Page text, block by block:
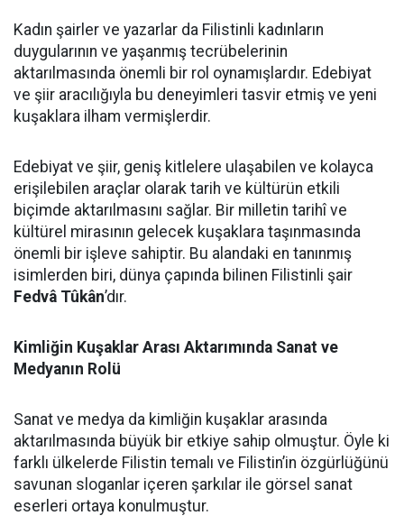
Kadın şairler ve yazarlar da Filistinli kadınların
duygularının ve yaşanmış tecrübelerinin
aktarılmasında önemli bir rol oynamışlardır. Edebiyat
ve şiir aracılığıyla bu deneyimleri tasvir etmiş ve yeni
kuşaklara ilham vermişlerdir.
Edebiyat ve şiir, geniş kitlelere ulaşabilen ve kolayca
erişilebilen araçlar olarak tarih ve kültürün etkili
biçimde aktarılmasını sağlar. Bir milletin tarihî ve
kültürel mirasının gelecek kuşaklara taşınmasında
önemli bir işleve sahiptir. Bu alandaki en tanınmış
isimlerden biri, dünya çapında bilinen Filistinli şair
Fedvâ Tûkân’dır.
Kimliğin Kuşaklar Arası Aktarımında Sanat ve
Medyanın Rolü
Sanat ve medya da kimliğin kuşaklar arasında
aktarılmasında büyük bir etkiye sahip olmuştur. Öyle ki
farklı ülkelerde Filistin temalı ve Filistin’in özgürlüğünü
savunan sloganlar içeren şarkılar ile görsel sanat
eserleri ortaya konulmuştur.